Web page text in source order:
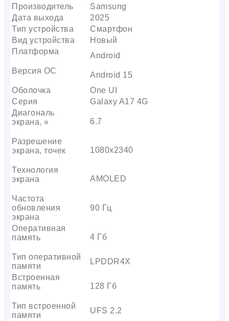
Производитель
Samsung
Дата выхода
2025
Тип устройства
Смартфон
Вид устройства
Новый
Платформа
Android
Версия ОС
Android 15
Оболочка
One UI
Серия
Galaxy A17 4G
Диагональ
экрана, »
6.7
Разрешение
экрана, точек
1080х2340
Технология
экрана
AMOLED
Частота
обновления
экрана
90 Гц
Оперативная
память
4 Гб
Тип оперативной
памяти
LPDDR4X
Встроенная
память
128 Гб
Тип встроенной
памяти
UFS 2.2